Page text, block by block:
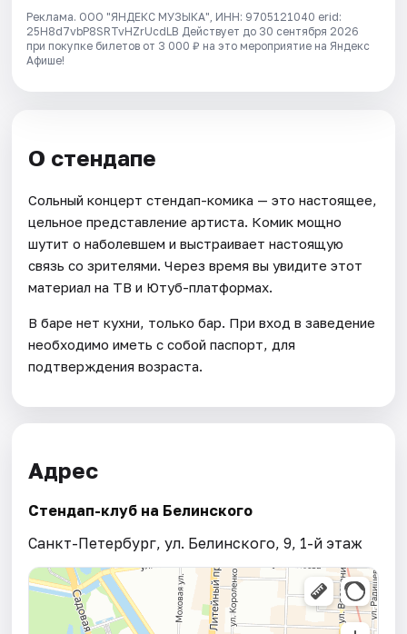
Реклама. ООО "ЯНДЕКС МУЗЫКА", ИНН: 9705121040 erid:
25H8d7vbP8SRTvHZrUcdLB Действует до 30 сентября 2026
при покупке билетов от 3 000 ₽ на это мероприятие на Яндекс
Афише!
О стендапе
Сольный концерт стендап-комика — это настоящее,
цельное представление артиста. Комик мощно
шутит о наболевшем и выстраивает настоящую
связь со зрителями. Через время вы увидите этот
материал на ТВ и Ютуб-платформах.
В баре нет кухни, только бар. При вход в заведение
необходимо иметь с собой паспорт, для
подтверждения возраста.
Адрес
Стендап-клуб на Белинского
Санкт-Петербург, ул. Белинского, 9, 1-й этаж